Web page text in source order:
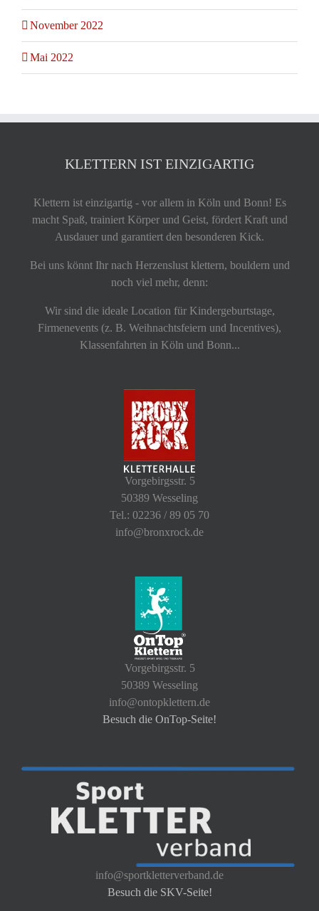
November 2022
Mai 2022
KLETTERN IST EINZIGARTIG
Klettern ist einzigartig - vor allem in Köln und Bonn! Es
macht Spaß, trainiert Körper und Geist, fördert Kraft und
Ausdauer und garantiert den besonderen Kick.
Bei uns könnt Ihr nach Herzenslust klettern, bouldern und
noch viel mehr, denn:
Wir sind die ideale Location für Kindergeburtstage,
Firmenevents (z. B. Weihnachtsfeiern und Incentives),
Klassenfahrten in Köln und Bonn...
Vorgebirgsstr. 5
50389 Wesseling
Tel.: 02236 / 89 05 70
info@bronxrock.de
Vorgebirgsstr. 5
50389 Wesseling
info@ontopklettern.de
Besuch die OnTop-Seite!
info@sportkletterverband.de
Besuch die SKV-Seite!